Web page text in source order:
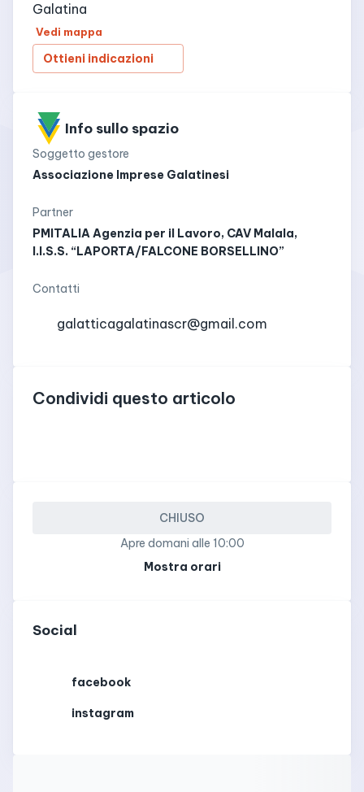
Galatina
Vedi mappa
Ottieni indicazioni
Info sullo spazio
Soggetto gestore
Associazione Imprese Galatinesi
Partner
PMITALIA Agenzia per il Lavoro, CAV Malala,
I.I.S.S. “LAPORTA/FALCONE BORSELLINO”
Contatti
galatticagalatinascr@gmail.com
Condividi questo articolo
CHIUSO
Apre domani alle 10:00
Mostra orari
Social
facebook
instagram